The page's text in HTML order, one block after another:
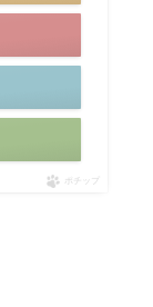
ポチップ